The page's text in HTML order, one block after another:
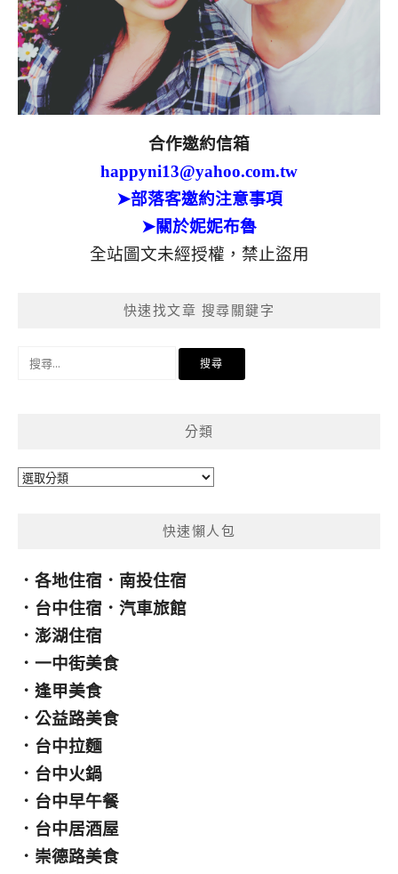
合作邀約信箱
happyni13@yahoo.com.tw
➤部落客邀約注意事項
➤關於妮妮布魯
全站圖文未經授權，禁止盜用
快速找文章 搜尋關鍵字
分類
分
快速懶人包
． 各地住宿 ． 南投住宿
． 台中住宿 ． 汽車旅館
． 澎湖住宿
． 一中街美食
． 逢甲美食
． 公益路美食
． 台中拉麵
． 台中火鍋
． 台中早午餐
． 台中居酒屋
． 崇德路美食